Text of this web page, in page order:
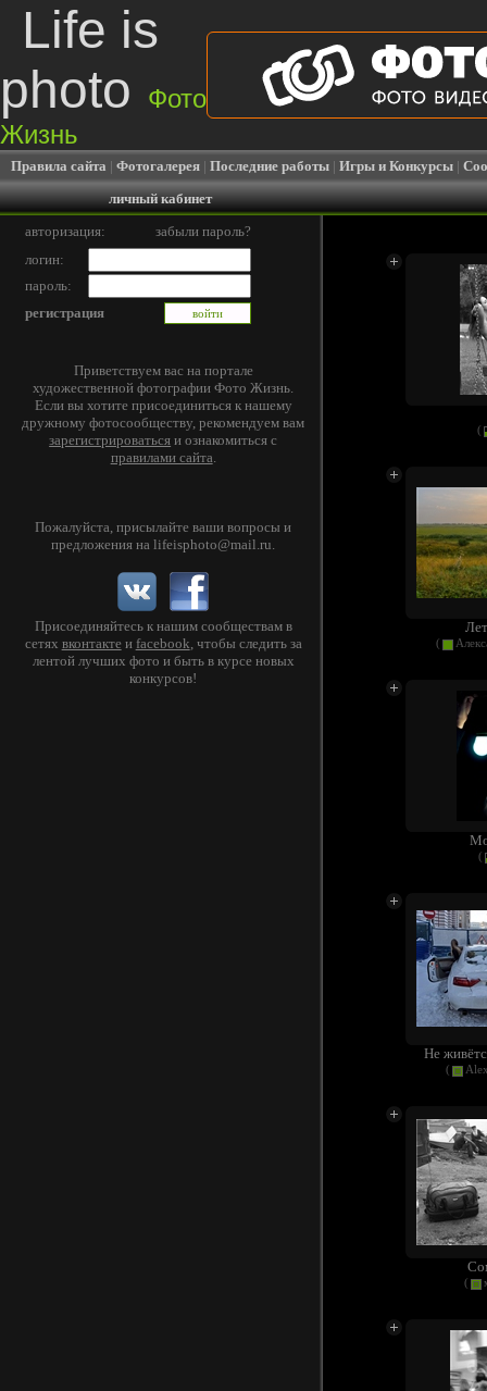
Life is
photo
Фото
Жизнь
Правила сайта | Фотогалерея | Последние работы | Игры и Конкурсы |
личный кабинет
авторизация:
забыли пароль?
логин:
пароль:
регистрация
Приветствуем вас на портале
художественной фотографии Фото Жизнь.
Если вы хотите присоединиться к нашему
дружному фотосообществу, рекомендуем вам
зарегистрироваться и ознакомиться с
правилами сайта.
Пожалуйста, присылайте ваши вопросы и
предложения наlifeisphoto@mail.ru.
Присоединяйтесь к нашим сообществам в
сетях вконтакте и facebook, чтобы следить за
лентой лучших фото и быть в курсе новых
конкурсов!
(
(
(
Не
(
(